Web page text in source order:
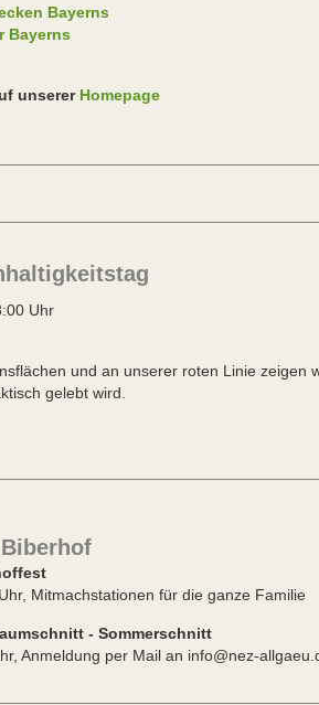
Bayerns
Bayerns
unserer Homepage
Uhr
und an unserer roten Linie zeigen
gelebt wird.
für die ganze Familie
- Sommerschnitt
per Mail an info@nez-